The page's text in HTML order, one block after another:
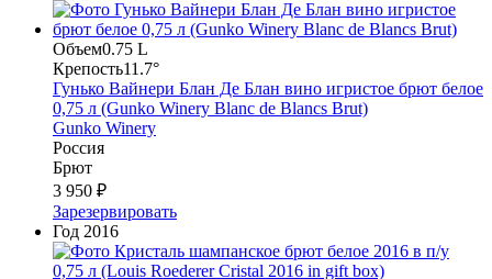
Объем0.75 L
Крепость11.7°
Гунько Вайнери Блан Де Блан вино игристое брют белое
0,75 л (Gunko Winery Blanc de Blancs Brut)
Gunko Winery
Россия
Брют
3 950 ₽
Зарезервировать
Год 2016